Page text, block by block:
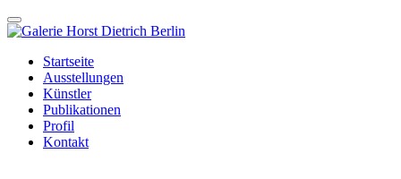
Startseite
Ausstellungen
Künstler
Publikationen
Profil
Kontakt